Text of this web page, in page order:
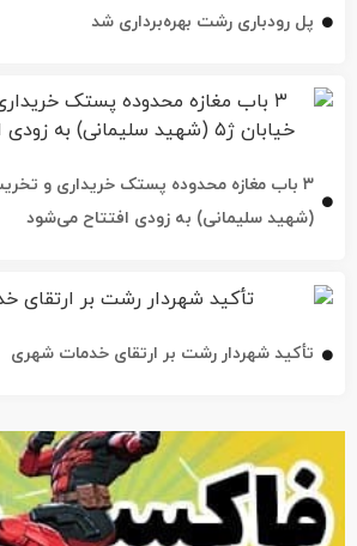
پل رودباری رشت بهره‌برداری شد
(شهید سلیمانی) به زودی افتتاح می‌شود
تأکید شهردار رشت بر ارتقای خدمات شهری